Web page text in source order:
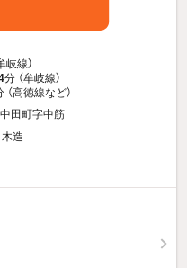
岐線）
分 （牟岐線）
（高徳線など）
田町字中筋
造